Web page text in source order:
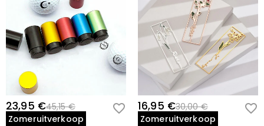
23,95 €45,15 €
Zomeruitverkoop
16,95 €30,00 €
Zomeruitverkoop